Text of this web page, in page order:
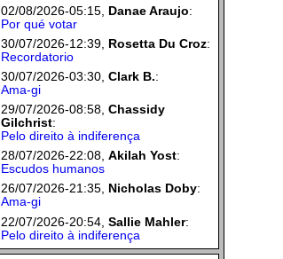
02/08/2026-05:15, Danae Araujo:
Por qué votar
30/07/2026-12:39, Rosetta Du Croz:
Recordatorio
30/07/2026-03:30, Clark B.:
Ama-gi
29/07/2026-08:58, Chassidy
Gilchrist:
Pelo direito à indiferença
28/07/2026-22:08, Akilah Yost:
Escudos humanos
26/07/2026-21:35, Nicholas Doby:
Ama-gi
22/07/2026-20:54, Sallie Mahler:
Pelo direito à indiferença